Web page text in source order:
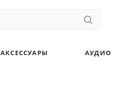
АКСЕССУАРЫ АУДИО